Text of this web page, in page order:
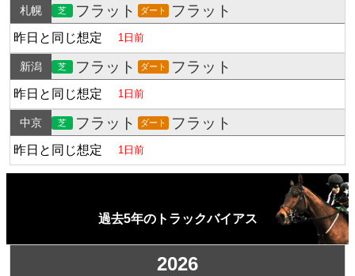
札幌 芝 フラット ダート フラット
昨日と同じ想定 1日前
新潟 芝 フラット ダート フラット
昨日と同じ想定 1日前
中京 芝 フラット ダート フラット
昨日と同じ想定 1日前
過去5年のトラックバイアス
2026